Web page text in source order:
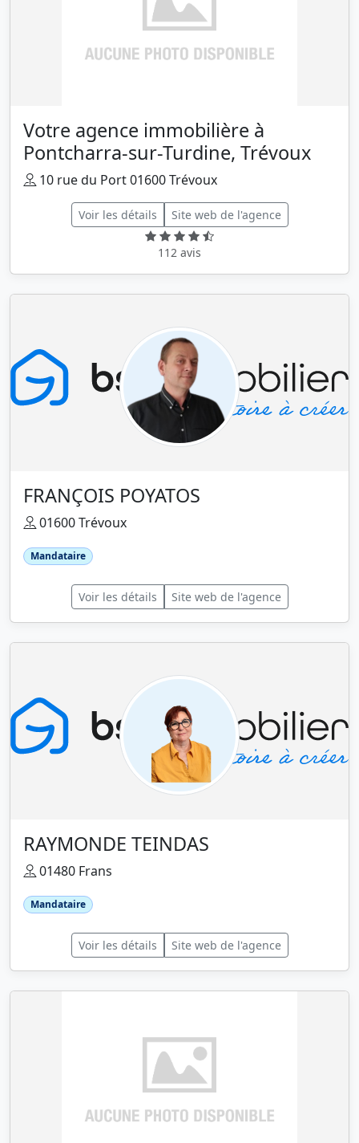
Votre agence immobilière à
Pontcharra-sur-Turdine, Trévoux
10 rue du Port 01600 Trévoux
Voir les détails Site web de l'agence
112 avis
FRANÇOIS POYATOS
01600 Trévoux
Mandataire
Voir les détails Site web de l'agence
RAYMONDE TEINDAS
01480 Frans
Mandataire
Voir les détails Site web de l'agence